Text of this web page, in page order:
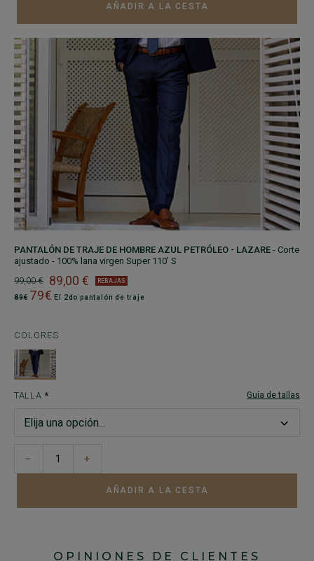
AÑADIR A LA CESTA
PANTALÓN DE TRAJE DE HOMBRE AZUL PETRÓLEO - LAZARE - Corte
ajustado - 100% lana virgen Super 110’ S
99,00 € 89,00 € REBAJAS
89€ 79€ El 2do pantalón de traje
COLORES
TALLA Guía de tallas
− +
AÑADIR A LA CESTA
OPINIONES DE CLIENTES